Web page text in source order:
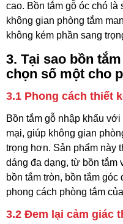
cao. Bồn tắm gỗ óc chó
không gian phòng tắm
không kém phần sang
3. Tại sao bồn
chọn số một cho
3.1 Phong cách thiết
Bồn tắm gỗ nhập khẩu
mại, giúp không gian
trọng hơn. Sản phẩm này
dáng đa dạng, từ bồn tắm
bồn tắm tròn, bồn tắm
phong cách phòng tắm
3.2 Đem lại cảm giác